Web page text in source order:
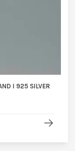
I 925 SILVER